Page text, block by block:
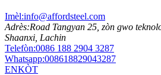
Imèl:info@affordsteel.com
Adrès:Road Tangyan 25, zòn gwo
Shaanxi, Lachin
Telefòn:0086 188 2904 3287
Whatsapp:008618829043287
ENKÒT